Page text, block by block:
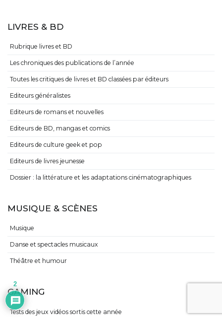
LIVRES & BD
Rubrique livres et BD
Les chroniques des publications de l’année
Toutes les critiques de livres et BD classées par éditeurs
Editeurs généralistes
Editeurs de romans et nouvelles
Editeurs de BD, mangas et comics
Editeurs de culture geek et pop
Editeurs de livres jeunesse
Dossier : la littérature et les adaptations cinématographiques
MUSIQUE & SCÈNES
Musique
Danse et spectacles musicaux
Théâtre et humour
GAMING
Tests des jeux vidéos sortis cette année
2